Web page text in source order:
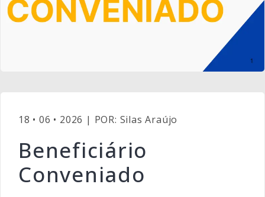
18 • 06 • 2026 | POR: Silas Araújo
Beneficiário
Conveniado